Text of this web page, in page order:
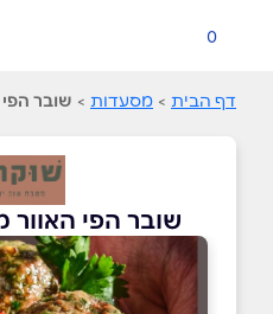
0
דף הבית > מסעדות > שובר
שובר הפי